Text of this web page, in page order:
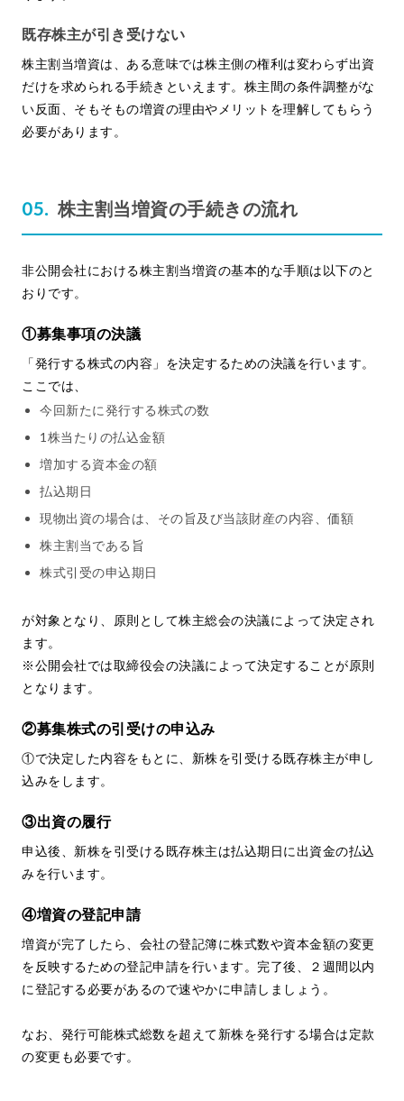
既存株主が引き受けない
株主割当増資は、ある意味では株主側の権利は変わらず出資
だけを求められる手続きといえます。株主間の条件調整がな
い反面、そもそもの増資の理由やメリットを理解してもらう
必要があります。
株主割当増資の手続きの流れ
非公開会社における株主割当増資の基本的な手順は以下のと
おりです。
①募集事項の決議
「発行する株式の内容」を決定するための決議を行います。
ここでは、
今回新たに発行する株式の数
1株当たりの払込金額
増加する資本金の額
払込期日
現物出資の場合は、その旨及び当該財産の内容、価額
株主割当である旨
株式引受の申込期日
が対象となり、原則として株主総会の決議によって決定され
ます。
※公開会社では取締役会の決議によって決定することが原則
となります。
②募集株式の引受けの申込み
①で決定した内容をもとに、新株を引受ける既存株主が申し
込みをします。
③出資の履行
申込後、新株を引受ける既存株主は払込期日に出資金の払込
みを行います。
④増資の登記申請
増資が完了したら、会社の登記簿に株式数や資本金額の変更
を反映するための登記申請を行います。完了後、２週間以内
に登記する必要があるので速やかに申請しましょう。
なお、発行可能株式総数を超えて新株を発行する場合は定款
の変更も必要です。